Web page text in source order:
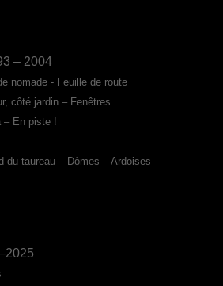
– 2004
nomade - Feuille de route
côté jardin – Fenêtres
– En piste !
du taureau – Dômes – Ardoises